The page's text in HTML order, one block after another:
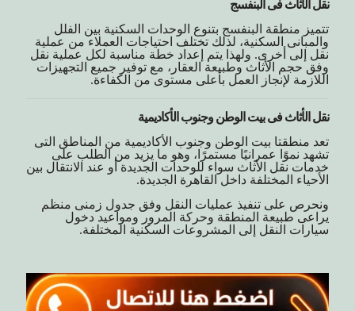
نقل الأثاث فى البنفسج
تتميز منطقة البنفسج بتنوع الوحدات السكنية بين الفلل
والمبانى السكنية، لذلك تختلف احتياجات العملاء من عملية
نقل إلى أخرى. ولهذا يتم إعداد خطة مناسبة لكل عملية نقل
وفق حجم الأثاث وطبيعة العقار، مع توفير جميع التجهيزات
اللازمة لإنجاز العمل بأعلى مستوى من الكفاءة.
نقل الأثاث فى بيت الوطن وجنوب الأكاديمية
تعد منطقتا بيت الوطن وجنوب الأكاديمية من المناطق التى
تشهد نموًا عمرانيًا مستمرًا، وهو ما يزيد من الطلب على
خدمات نقل الأثاث سواء للوحدات الجديدة أو عند الانتقال بين
الأحياء المختلفة داخل القاهرة الجديدة.
ونحرص على تنفيذ عمليات النقل وفق جدول زمنى منظم
يراعى طبيعة المنطقة وحركة المرور ومواعيد دخول
سيارات النقل إلى المشروعات السكنية المختلفة.